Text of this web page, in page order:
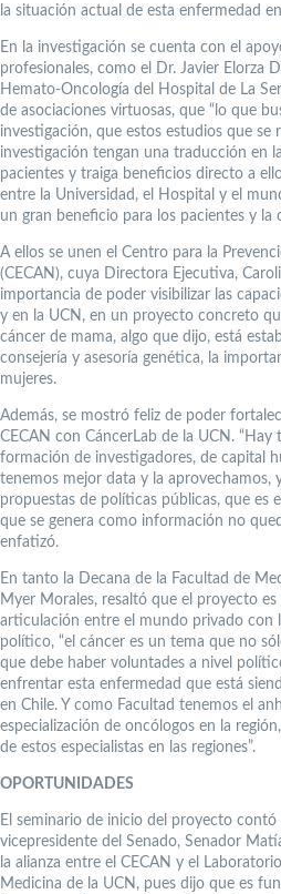
la situación actual de esta enfermedad
En la investigación se cuenta con el
profesionales, como el Dr. Javier Elorza
Hemato-Oncología del Hospital de La
de asociaciones virtuosas, que “lo que
investigación, que estos estudios que se
investigación tengan una traducción en
pacientes y traiga beneficios directo a
entre la Universidad, el Hospital y el
un gran beneficio para los pacientes y la
A ellos se unen el Centro para la
(CECAN), cuya Directora Ejecutiva,
importancia de poder visibilizar las
y en la UCN, en un proyecto concreto
cáncer de mama, algo que dijo, está
consejería y asesoría genética, la
mujeres.
Además, se mostró feliz de poder
CECAN con CáncerLab de la UCN. “Hay
formación de investigadores, de capital
tenemos mejor data y la aprovechamos,
propuestas de políticas públicas, que es
que se genera como información no
enfatizó.
En tanto la Decana de la Facultad de
Myer Morales, resaltó que el proyecto
articulación entre el mundo privado con
político, “el cáncer es un tema que no
que debe haber voluntades a nivel
enfrentar esta enfermedad que está
en Chile. Y como Facultad tenemos el
especialización de oncólogos en la
de estos especialistas en las regiones”.
OPORTUNIDADES
El seminario de inicio del proyecto
vicepresidente del Senado, Senador
la alianza entre el CECAN y el
Medicina de la UCN, pues dijo que es